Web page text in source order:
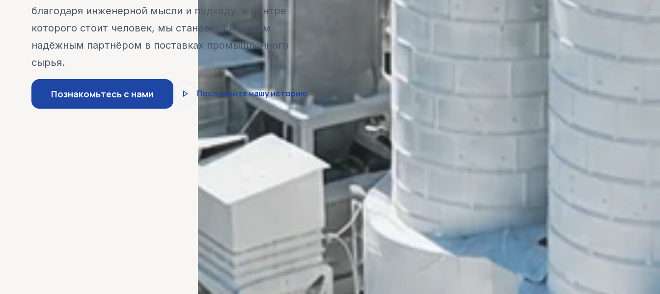
благодаря инженерной мысли и подходу, в центре
которого стоит человек, мы становимся вашим
надёжным партнёром в поставках промышленного
сырья.
Познакомьтесь с нами play_arrow Послушайте нашу историю